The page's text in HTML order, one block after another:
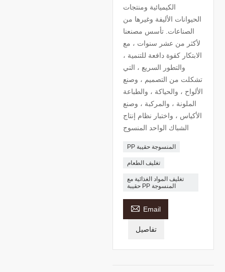
الكيميائية ومنتجات
الحيوانات الأليفة وغيرها من
الصناعات. تأسس مصنعنا
لأكثر من عشر سنوات ، مع
الابتكار كقوة دافعة للتنمية ،
والتطور السريع ، التي
تشكلت من التصميم ، وصنع
الألواح ، والحياكة ، والطباعة
الملونة ، والمركبة ، وصنع
الأكياس ، واختبار نظام إنتاج
الشباك الواحد المنسوج
PP المنسوجة حقيبة
تغليف الطعام
تغليف المواد الغذائية مع
حقيبة PP المنسوجة
 Email
تفاصيل